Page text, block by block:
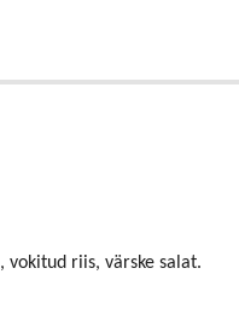
vokitud riis, värske salat.